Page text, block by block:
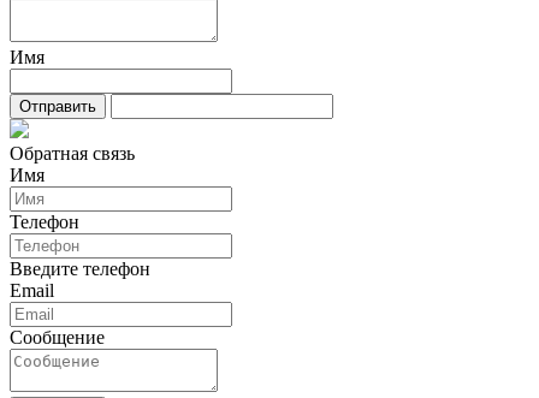
Имя
Обратная связь
Имя
Телефон
Введите телефон
Email
Сообщение